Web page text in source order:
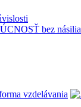
bez násilia
vzdelávania